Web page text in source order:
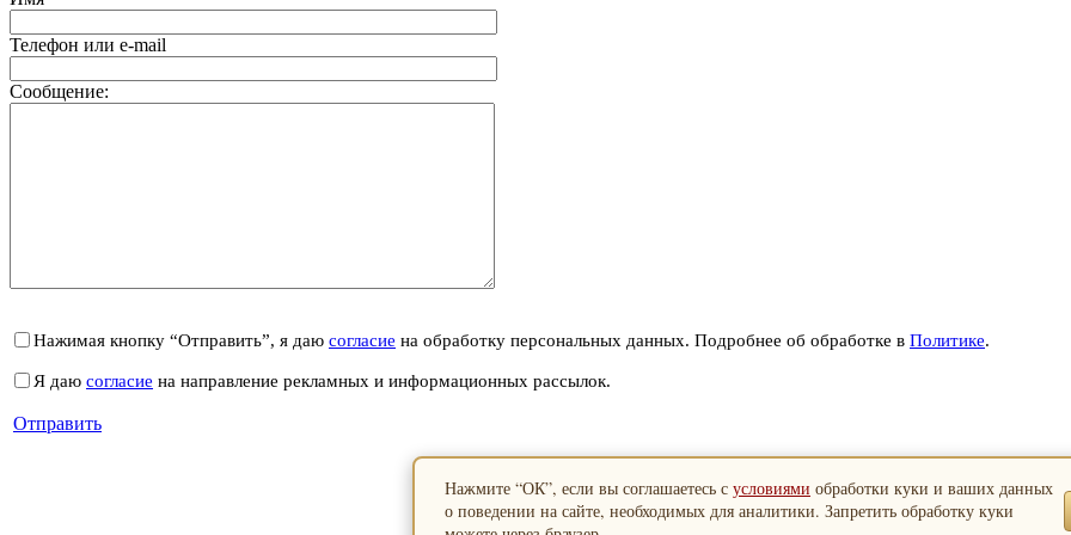
Телефон или e-mail
Сообщение:
Нажимая кнопку “Отправить”, я даю согласие на обработку персональных данных. Подробнее об обработке в Политике.
Я даю согласие на направление рекламных и информационных рассылок.
Отправить
Нажмите “ОК”, если вы соглашаетесь с условиями обработки куки и ваших данных
о поведении на сайте, необходимых для аналитики. Запретить обработку куки